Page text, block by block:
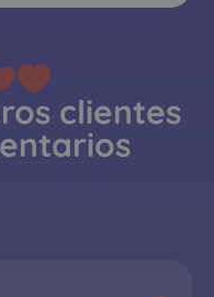
clientes